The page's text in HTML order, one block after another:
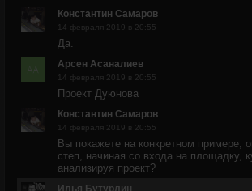
Константин Самаров
14 февраля 2019 в 20:55
Да.
Арсен Асаналиев
14 февраля 2019 в 20:55
Проект Дуюнова
Константин Самаров
14 февраля 2019 в 20:55
Вы покажете на конкретном примере,
степ, начиная со входа на площадку,
анализируя проект?
Илья Бутурлин